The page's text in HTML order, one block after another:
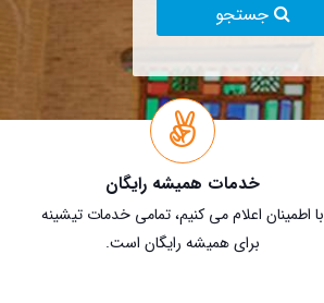
جستجو
خدمات همیشه رایگان
با اطمینان اعلام می کنیم، تمامی خدمات تیشینه
برای همیشه رایگان است.